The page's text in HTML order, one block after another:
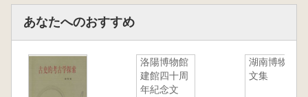
巻末には、過去百年にわたる敦煌学関連の研
究成果を網羅した論著目録を附録として収め、
莫高窟を守り続けた先人たちの卓越した学問的
貢献と精神を今に伝える一冊となっています。
あなたへのおすすめ
洛陽博物館
建館四十周
年紀念文
湖南博物館
文集